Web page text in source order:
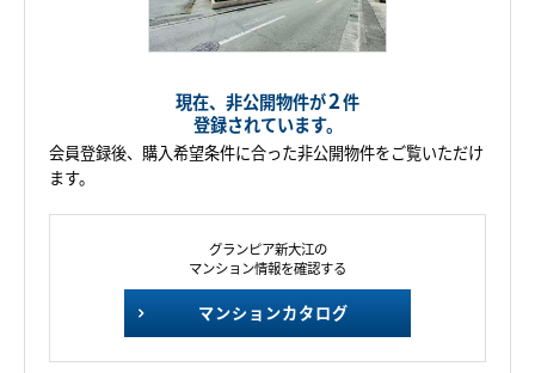
現在、非公開物件が2件
登録されています。
会員登録後、購入希望条件に合った非公開物件をご覧いただけ
ます。
グランピア新大江の
マンション情報を確認する
マンションカタログ